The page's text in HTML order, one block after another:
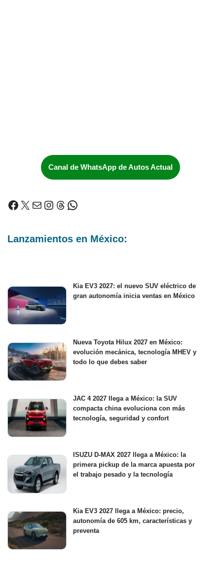
Canal de WhatsApp de Autos Actual
Lanzamientos en México:
Kia EV3 2027: el nuevo SUV eléctrico de
gran autonomía inicia ventas en México
Nueva Toyota Hilux 2027 en México:
evolución mecánica, tecnología MHEV y
todo lo que debes saber
JAC 4 2027 llega a México: la SUV
compacta china evoluciona con más
tecnología, seguridad y confort
ISUZU D-MAX 2027 llega a México: la
primera pickup de la marca apuesta por
el trabajo pesado y la tecnología
Kia EV3 2027 llega a México: precio,
autonomía de 605 km, características y
preventa